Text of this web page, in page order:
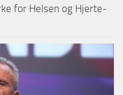
for Helsen og Hjerte-